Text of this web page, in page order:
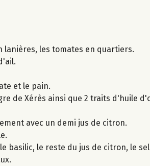
lanières, les tomates en quartiers.
et le pain.
de Xérès ainsi que 2 traits d'huile
avec un demi jus de citron.
basilic, le reste du jus de citron, le